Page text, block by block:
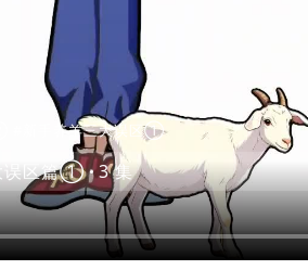
新手养羊三大误区篇② #新手养羊三大误区①
误区篇① 3 集